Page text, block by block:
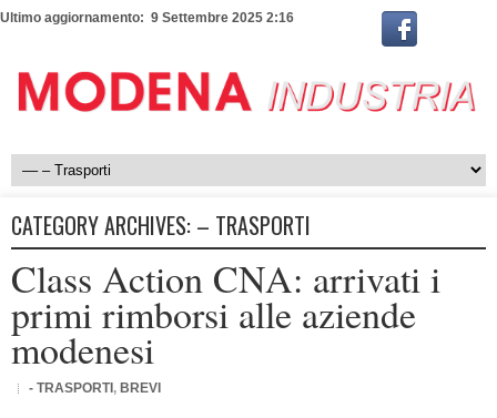
Ultimo aggiornamento: 9 Settembre 2025 2:16
CATEGORY ARCHIVES: – TRASPORTI
Class Action CNA: arrivati i
primi rimborsi alle aziende
modenesi
- TRASPORTI , BREVI